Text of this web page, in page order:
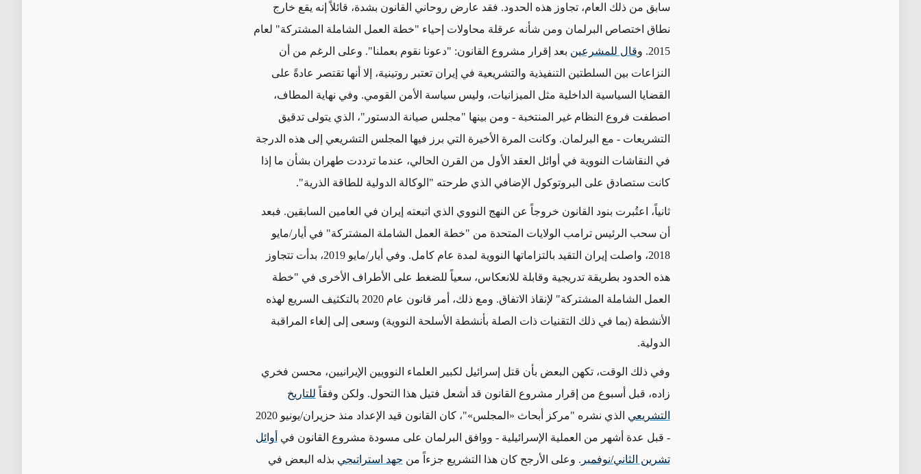
سابق من ذلك العام، تجاوز هذه الحدود. فقد عارض روحاني القانون بشدة، قائلاً إنه يقع خارج
نطاق اختصاص البرلمان ومن شأنه عرقلة محاولات إحياء "خطة العمل الشاملة المشتركة" لعام
2015. و
قال للمشرعين بعد إقرار مشروع القانون: "دعونا نقوم بعملنا". وعلى الرغم من أن
النزاعات بين السلطتين التنفيذية والتشريعية في إيران تعتبر روتينية، إلا أنها تقتصر عادةً على
القضايا السياسية الداخلية مثل الميزانيات، وليس سياسة الأمن القومي. وفي نهاية المطاف،
اصطفت فروع النظام غير المنتخبة- ومن بينها "مجلس صيانة الدستور"، الذي يتولى تدقيق
التشريعات - مع البرلمان. وكانت المرة الأخيرة التي برز فيها المجلس التشريعي إلى هذه الدرجة
في النقاشات النووية في أوائل العقد الأول من القرن الحالي، عندما ترددت طهران بشأن ما إذا
كانت ستصادق على البروتوكول الإضافي الذي طرحته "الوكالة الدولية للطاقة الذرية".
ثانياً، اعتُبرت بنود القانون خروجاً عن النهج النووي الذي اتبعته إيران في العامين السابقين. فبعد
أن سحب الرئيس ترامب الولايات المتحدة من "خطة العمل الشاملة المشتركة" في أيار/مايو
2018،
واصلت
إيران التقيد بالتزاماتها النووية لمدة عام كامل. وفي أيار/مايو 2019، بدأت تتجاوز
هذه الحدود بطريقة تدريجية وقابلة للانعكاس، سعياً للضغط على الأطراف الأخرى في "خطة
العمل الشاملة المشتركة" لإنقاذ الاتفاق. ومع ذلك، أمر
قانون عام 2020 بالتكثيف السريع لهذه
الأنشطة (بما في ذلك التقنيات ذات الصلة بأنشطة الأسلحة النووية) وسعى إلى إلغاء المراقبة
الدولية.
وفي ذلك الوقت، تكهن البعض بأن قتل إسرائيل لكبير العلماء النوويين الإيرانيين، محسن فخري
زاده، قبل أسبوع من إقرار مشروع القانون قد أشعل فتيل هذا التحول. ولكن وفقاً للتاريخ
التشريعي الذي نشره "مركز أبحاث « المجلس»"، كان القانون قيد الإعداد منذ حزيران/يونيو 2020
- قبل عدة أشهر من العملية الإسرائيلية - ووافق البرلمان على مسودة مشروع القانون في أوائل
تشرين الثاني/نوفمبر . وعلى الأرجح كان هذا التشريع جزءاً من جهد استراتيجي بذله البعض في